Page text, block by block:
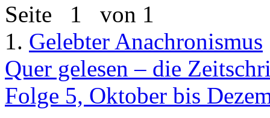
Seite 1 von 1
1. Gelebter Anachronismus
Quer gelesen – die
Folge 5, Oktober bis